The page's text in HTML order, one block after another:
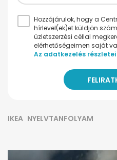
Hozzájárulok, hogy a
hírlevel(ek)et küldjön
üzletszerzési céllal
elérhetőségeimen saját
Az adatkezelés részletei
IKEA NYELVTANFOLYAM